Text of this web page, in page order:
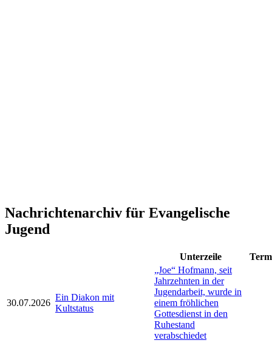
Nachrichtenarchiv für Evangelische
Jugend
Unterzeile
30.07.2026
Ein Diakon mit
Kultstatus
„Joe“ Hofmann, seit
Jahrzehnten in der
Jugendarbeit, wurde in
einem fröhlichen
Gottesdienst in den
Ruhestand
verabschiedet